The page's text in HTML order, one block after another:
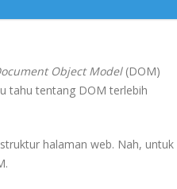
Object Model (DOM)
tahu tentang DOM terlebih
halaman web. Nah, untuk